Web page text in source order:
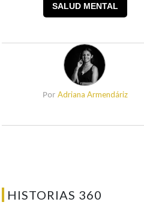
SALUD MENTAL
PorAdriana Armendáriz
HISTORIAS 360